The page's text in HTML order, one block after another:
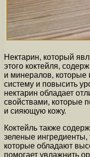
Нектарин, который
этого коктейля,
и минералов, которые
систему и повысить
нектарин обладает
свойствами, которые
и сияющую кожу.
Коктейль также
зеленые ингредиенты,
которые обладают
помогает увлажнить